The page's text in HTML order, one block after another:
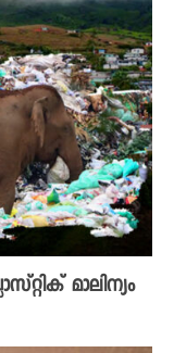
മാലിന്യം